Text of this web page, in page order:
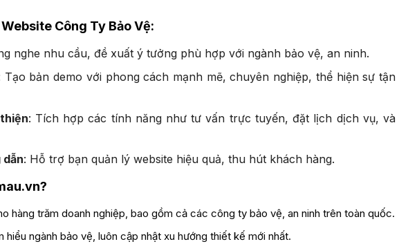
Công Ty Bảo Vệ:
nghe nhu cầu, đề xuất ý tưởng phù hợp với ngành bảo vệ, an ninh.
Tạo bản demo với phong cách mạnh mẽ, chuyên nghiệp, thể hiện sự tận
: Tích hợp các tính năng như tư vấn trực tuyến, đặt lịch dịch vụ, và
dẫn: Hỗ trợ bạn quản lý website hiệu quả, thu hút khách hàng.
hàng trăm doanh nghiệp, bao gồm cả các công ty bảo vệ, an ninh trên toàn quốc.
hiểu ngành bảo vệ, luôn cập nhật xu hướng thiết kế mới nhất.